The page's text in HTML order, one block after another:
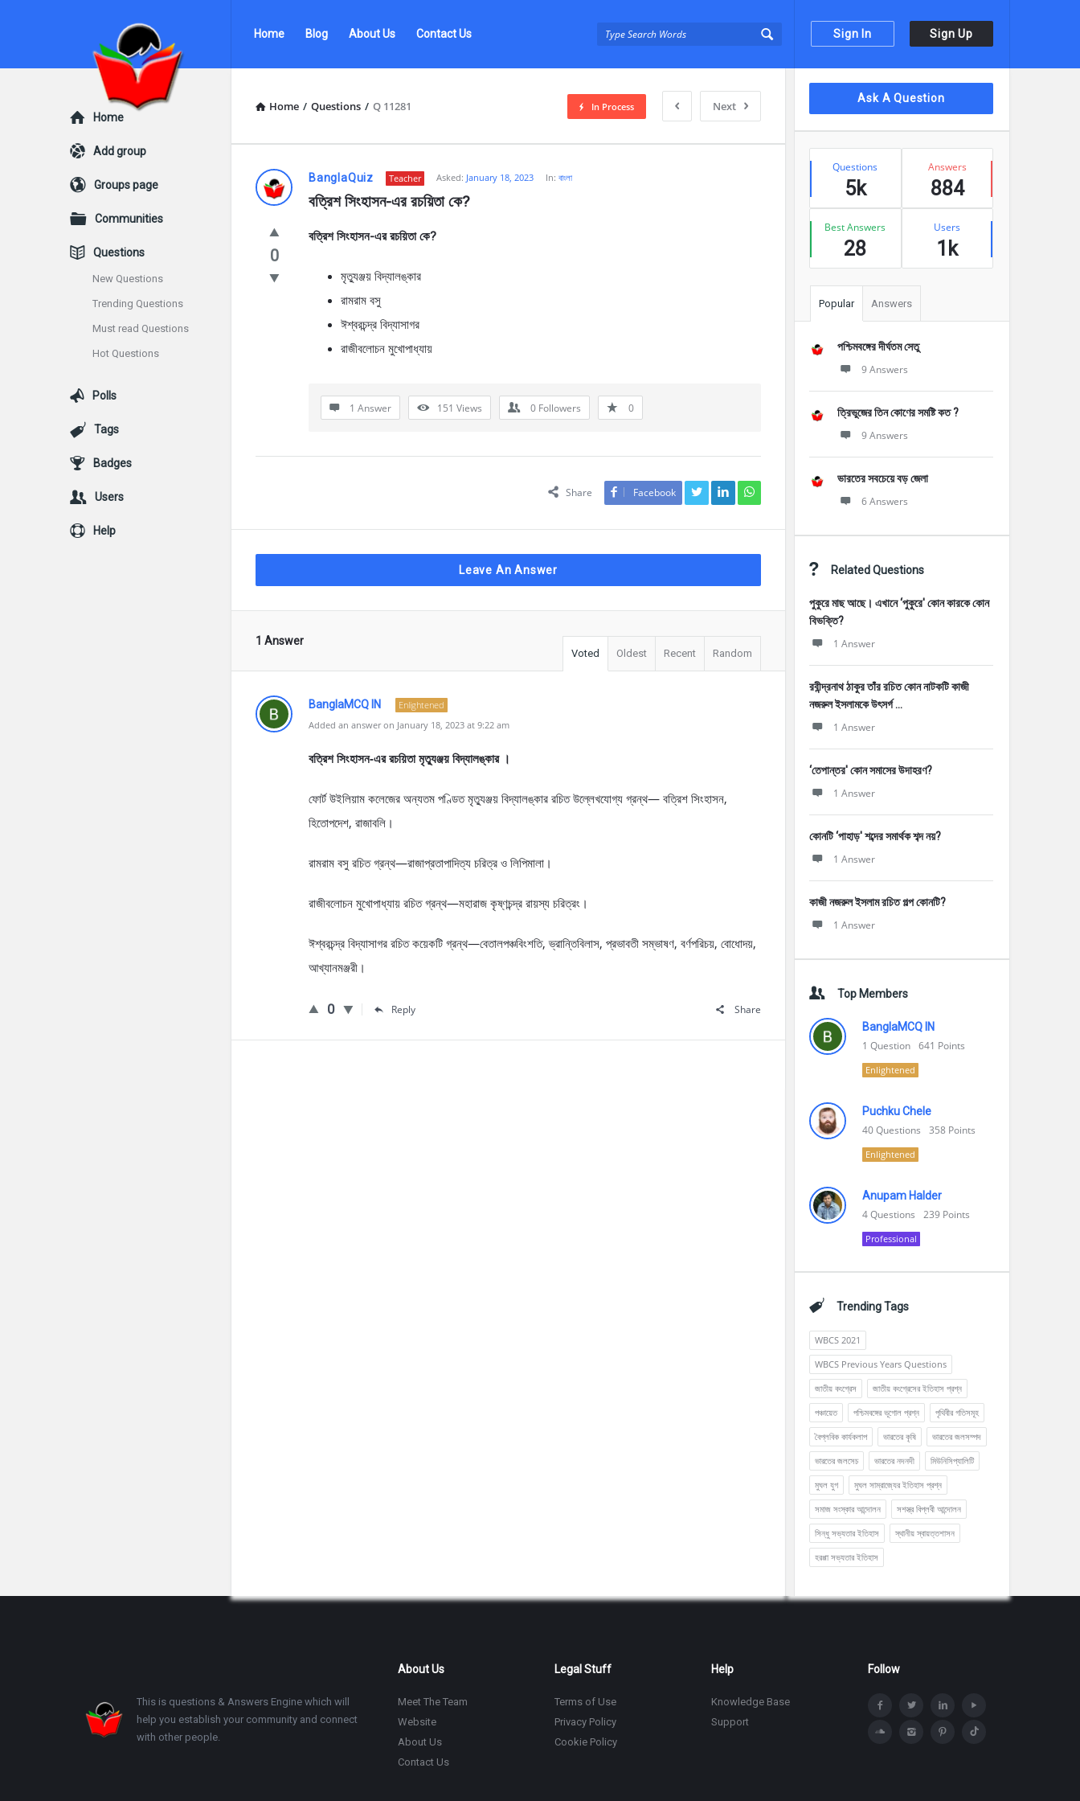
Sign In Sign Up
Questions
BanglaQuiz
Questions
by
BanglaQuiz
Home Blog About Us Contact Us
Home / Questions / Q 11281 Next
In Process
Ask
Questions
by
BanglaQuiz
Questions
BanglaQuiz Teacher Asked: January 18, 2023 In: বাংলা
বত্রিশ সিংহাসন-এর রচয়িতা কে?
0
বত্রিশ সিংহাসন-এর রচয়িতা কে?
মৃত্যুঞ্জয় বিদ্যালঙ্কার
রামরাম বসু
ঈশ্বরচন্দ্র বিদ্যাসাগর
রাজীবলোচন মুখোপাধ্যায়
1 Answer 151 Views 0 Followers 0
Share Facebook
Leave An Answer
1 Answer
Voted Oldest Recent Random
BanglaMCQ IN
Enlightened
Added an answer on January 18, 2023 at 9:22 am
বত্রিশ সিংহাসন-এর রচয়িতা মৃত্যুঞ্জয় বিদ্যালঙ্কার ।
ফোর্ট উইলিয়াম কলেজের অন্যতম পণ্ডিত মৃত্যুঞ্জয় বিদ্যালঙ্কার রচিত উল্লেখযোগ্য গ্রন্থ— বত্রিশ সিংহাসন,
হিতোপদেশ, রাজাবলি।
রামরাম বসু রচিত গ্রন্থ—রাজাপ্রতাপাদিত্য চরিত্র ও লিপিমালা।
রাজীবলোচন মুখোপাধ্যায় রচিত গ্রন্থ—মহারাজ কৃষ্ণচন্দ্র রায়স্য চরিত্রং।
ঈশ্বরচন্দ্র বিদ্যাসাগর রচিত কয়েকটি গ্রন্থ—বেতালপঞ্চবিংশতি, ভ্রান্তিবিলাস, প্রভাবতী সম্ভাষণ, বর্ণপরিচয়, বোধোদয়,
আখ্যানমঞ্জরী।
0 Reply Share
Sidebar
Ask A Question
StatsQuestions
5k
Answers
884
Best Answers
28
Users
1k
Popular Answers
পশ্চিমবঙ্গের দীর্ঘতম সেতু
9 Answers
ত্রিভুজের তিন কোণের সমষ্টি কত ?
9 Answers
ভারতের সবচেয়ে বড় জেলা
6 Answers
Related Questions
পুকুরে মাছ আছে। এখানে ‘পুকুরে' কোন কারকে কোন
বিভক্তি?
1 Answer
রবীন্দ্রনাথ ঠাকুর তাঁর রচিত কোন নাটকটি কাজী
নজরুল ইসলামকে উৎসর্গ ...
1 Answer
‘তেপান্তর' কোন সমাসের উদাহরণ?
1 Answer
কোনটি ‘পাহাড়' শব্দের সমার্থক শব্দ নয়?
1 Answer
কাজী নজরুল ইসলাম রচিত গল্প কোনটি?
1 Answer
Top Members
BanglaMCQ IN
1 Question 641 Points
Enlightened
Puchku Chele
40Questions 358 Points
Enlightened
Anupam Halder
4Questions 239 Points
Professional
Trending Tags
WBCS 2021
WBCS Previous Years Questions
জাতীয় কংগ্রেস
জাতীয় কংগ্রেসের ইতিহাস প্রশ্ন
পঞ্চায়েত
পশ্চিমবঙ্গের ভূগোল প্রশ্ন
পৃথিবীর গতিসমূহ
বৈপ্লবিক কার্যকলাপ
ভারতের কৃষি
ভারতের জলসম্পদ
ভারতের জলসেচ
ভারতের নদনদী
মিউনিসিপ্যালিটি
মুঘল যুগ
মুঘল সাম্রাজ্যের ইতিহাস প্রশ্ন
সমাজ সংস্কার আন্দোলন
সশস্ত্র বিপ্লবী আন্দোলন
সিন্ধু সভ্যতার ইতিহাস
স্থানীয় স্বায়ত্তশাসন
হরপ্পা সভ্যতার ইতিহাস
Explore
Home
Add group
Groups page
Communities
Questions
New Questions
Trending Questions
Must read Questions
Hot Questions
Polls
Tags
Badges
Users
Help
This is questions & Answers Engine which will
help you establish your community and connect
with other people.
About Us
Meet The Team
Website
About Us
Contact Us
Legal Stuff
Terms of Use
Privacy Policy
Cookie Policy
Help
Knowledge Base
Support
Follow